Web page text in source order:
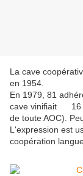
La cave
en 1954.
En 1979, 81
cave vinifiait 16
de toute AOC).
L'expression est
coopération